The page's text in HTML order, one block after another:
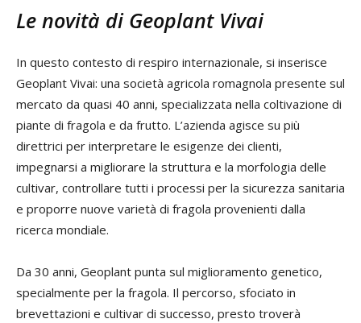
Le novità di Geoplant Vivai
In questo contesto di respiro internazionale, si inserisce
Geoplant Vivai: una società agricola romagnola presente sul
mercato da quasi 40 anni, specializzata nella coltivazione di
piante di fragola e da frutto. L’azienda agisce su più
direttrici per interpretare le esigenze dei clienti,
impegnarsi a migliorare la struttura e la morfologia delle
cultivar, controllare tutti i processi per la sicurezza sanitaria
e proporre nuove varietà di fragola provenienti dalla
ricerca mondiale.
Da 30 anni, Geoplant punta sul miglioramento genetico,
specialmente per la fragola. Il percorso, sfociato in
brevettazioni e cultivar di successo, presto troverà